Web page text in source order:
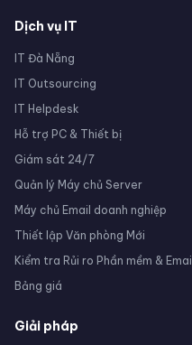
Dịch vụ IT
IT Đà Nẵng
IT Outsourcing
IT Helpdesk
Hỗ trợ PC & Thiết bị
Giám sát 24/7
Quản lý Máy chủ Server
Máy chủ Email doanh nghiệp
Thiết lập Văn phòng Mới
Kiểm tra Rủi ro Phần mềm & Email
Bảng giá
Giải pháp